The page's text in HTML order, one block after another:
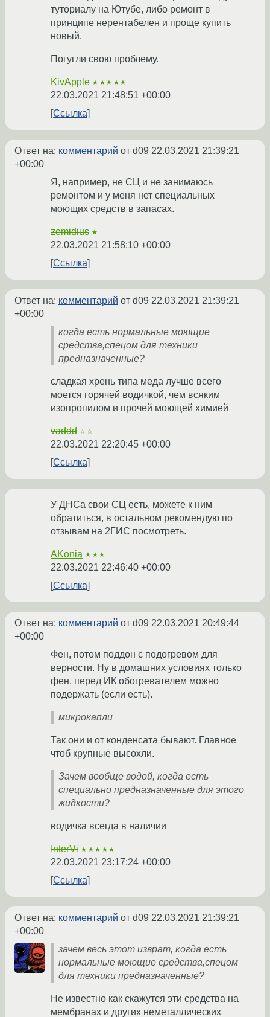
туториалу на Ютубе, либо ремонт в
принципе нерентабелен и проще купить
новый.
Погугли свою проблему.
KivApple ★★★★★
22.03.2021 21:48:51 +00:00
Ссылка
Ответ на: комментарий от d09 22.03.2021 21:39:21
+00:00
Я, например, не СЦ и не занимаюсь
ремонтом и у меня нет специальных
моющих средств в запасах.
zemidius ★
22.03.2021 21:58:10 +00:00
Ссылка
Ответ на: комментарий от d09 22.03.2021 21:39:21
+00:00
когда есть нормальные моющие
средства,спецом для техники
предназначенные?
сладкая хрень типа меда лучше всего
моется горячей водичкой, чем всяким
изопропилом и прочей моющей химией
vaddd ☆☆
22.03.2021 22:20:45 +00:00
Ссылка
У ДНСа свои СЦ есть, можете к ним
обратиться, в остальном рекомендую по
отзывам на 2ГИС посмотреть.
AKonia ★★★
22.03.2021 22:46:40 +00:00
Ссылка
Ответ на: комментарий от d09 22.03.2021 20:49:44
+00:00
Фен, потом поддон с подогревом для
верности. Ну в домашних условиях только
фен, перед ИК обогревателем можно
подержать (если есть).
микрокапли
Так они и от конденсата бывают. Главное
чтоб крупные высохли.
Зачем вообще водой, когда есть
специально предназначенные для этого
жидкости?
водичка всегда в наличии
InterVi ★★★★★
22.03.2021 23:17:24 +00:00
Ссылка
Ответ на: комментарий от d09 22.03.2021 21:39:21
+00:00
зачем весь этот изврат, когда есть
нормальные моющие средства,спецом
для техники предназначенные?
Не известно как скажутся эти средства на
мембранах и других неметаллических